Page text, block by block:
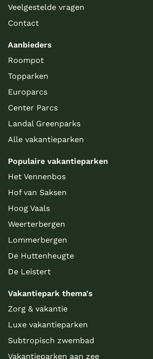
Veelgestelde vragen
Contact
Aanbieders
Roompot
Topparken
Europarcs
Center Parcs
Landal Greenparks
Alle vakantieparken
Populaire vakantieparken
Het Vennenbos
Hof van Saksen
Hoog Vaals
Weerterbergen
Lommerbergen
De Huttenheugte
De Leistert
Vakantiepark thema's
Zorg & vakantie
Luxe vakantieparken
Subtropisch zwembad
Vakantieparken aan zee